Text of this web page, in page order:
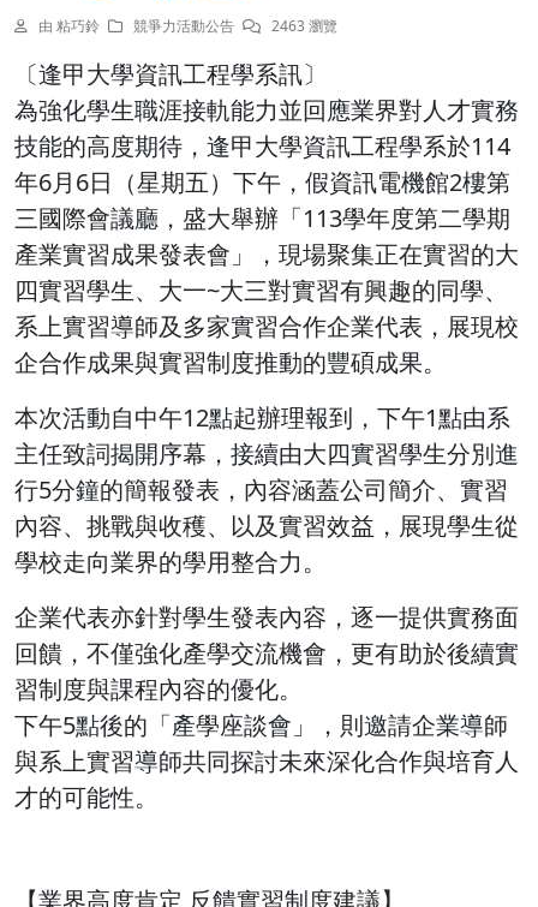
由 粘巧鈴 競爭力活動公告 2463 瀏覽
〔逢甲大學資訊工程學系訊〕
為強化學生職涯接軌能力並回應業界對人才實務
技能的高度期待，逢甲大學資訊工程學系於114
年6月6日（星期五）下午，假資訊電機館2樓第
三國際會議廳，盛大舉辦「113學年度第二學期
產業實習成果發表會」，現場聚集正在實習的大
四實習學生、大一~大三對實習有興趣的同學、
系上實習導師及多家實習合作企業代表，展現校
企合作成果與實習制度推動的豐碩成果。
本次活動自中午12點起辦理報到，下午1點由系
主任致詞揭開序幕，接續由大四實習學生分別進
行5分鐘的簡報發表，內容涵蓋公司簡介、實習
內容、挑戰與收穫、以及實習效益，展現學生從
學校走向業界的學用整合力。
企業代表亦針對學生發表內容，逐一提供實務面
回饋，不僅強化產學交流機會，更有助於後續實
習制度與課程內容的優化。
下午5點後的「產學座談會」，則邀請企業導師
與系上實習導師共同探討未來深化合作與培育人
才的可能性。
【業界高度肯定 反饋實習制度建議】